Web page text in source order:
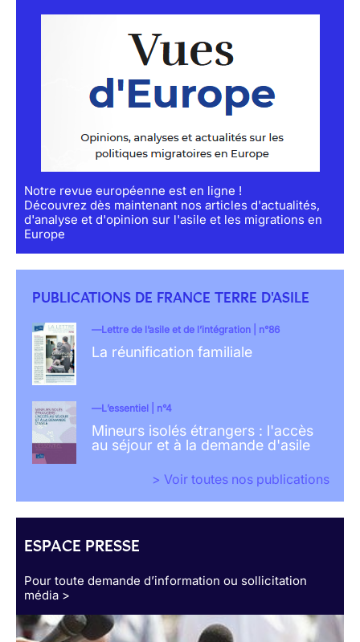
Notre revue européenne est en ligne !
Découvrez dès maintenant nos articles d'actualités,
d'analyse et d'opinion sur l'asile et les migrations en
Europe
PUBLICATIONS DE FRANCE TERRE D'ASILE
Lettre de l’asile et de l’intégration | n°86
La réunification familiale
L’essentiel | n°4
Mineurs isolés étrangers : l'accès
au séjour et à la demande d'asile
> Voir toutes nos publications
ESPACE PRESSE
Pour toute demande d’information ou sollicitation
média >